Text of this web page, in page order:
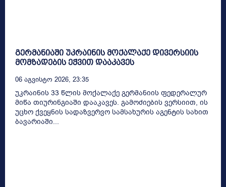
გერმანიაში უკრაინის მოქალაქე დივერსიის
მომზადების ეჭვით დააკავეს
06 Აგვისტო 2026, 23:35
უკრაინის 33 წლის მოქალაქე გერმანიის ფედერალურ
მიწა თიურინგიაში დააკავეს. გამოძიების ვერსიით, ის
უცხო ქვეყნის სადაზვერვო სამსახურის აგენტის სახით
ბავარიაში...